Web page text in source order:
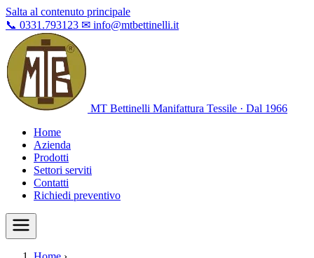
Salta al contenuto principale
📞 0331.793123 ✉ info@mtbettinelli.it
MT Bettinelli Manifattura Tessile · Dal 1966
Home
Azienda
Prodotti
Settori serviti
Contatti
Richiedi preventivo